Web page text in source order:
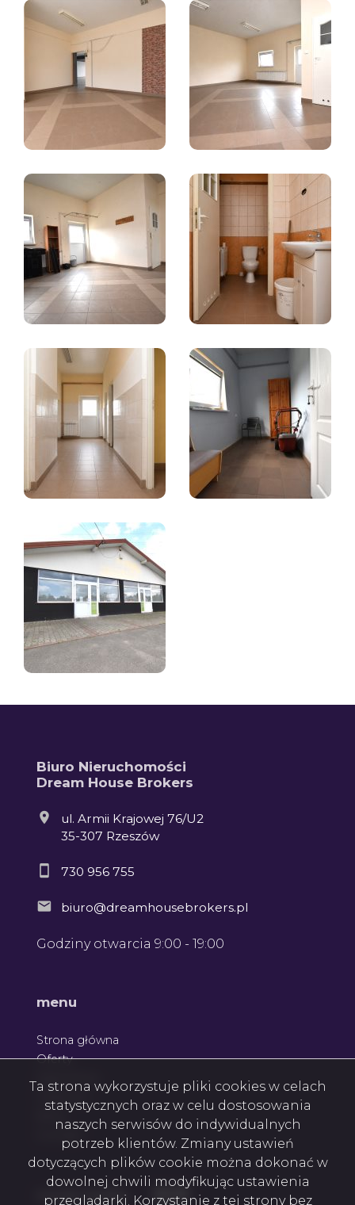
Biuro Nieruchomości
Dream House Brokers
ul. Armii Krajowej 76/U2
35-307 Rzeszów
730 956 755
biuro@dreamhousebrokers.pl
Godziny otwarcia 9:00 - 19:00
menu
Strona główna
Oferty
social media Facebook
Facebook
Facebook
Ta strona wykorzystuje pliki cookies w celach
statystycznych oraz w celu dostosowania
naszych serwisów do indywidualnych
potrzeb klientów. Zmiany ustawień
dotyczących plików cookie można dokonać w
dowolnej chwili modyfikując ustawienia
przeglądarki. Korzystanie z tej strony bez